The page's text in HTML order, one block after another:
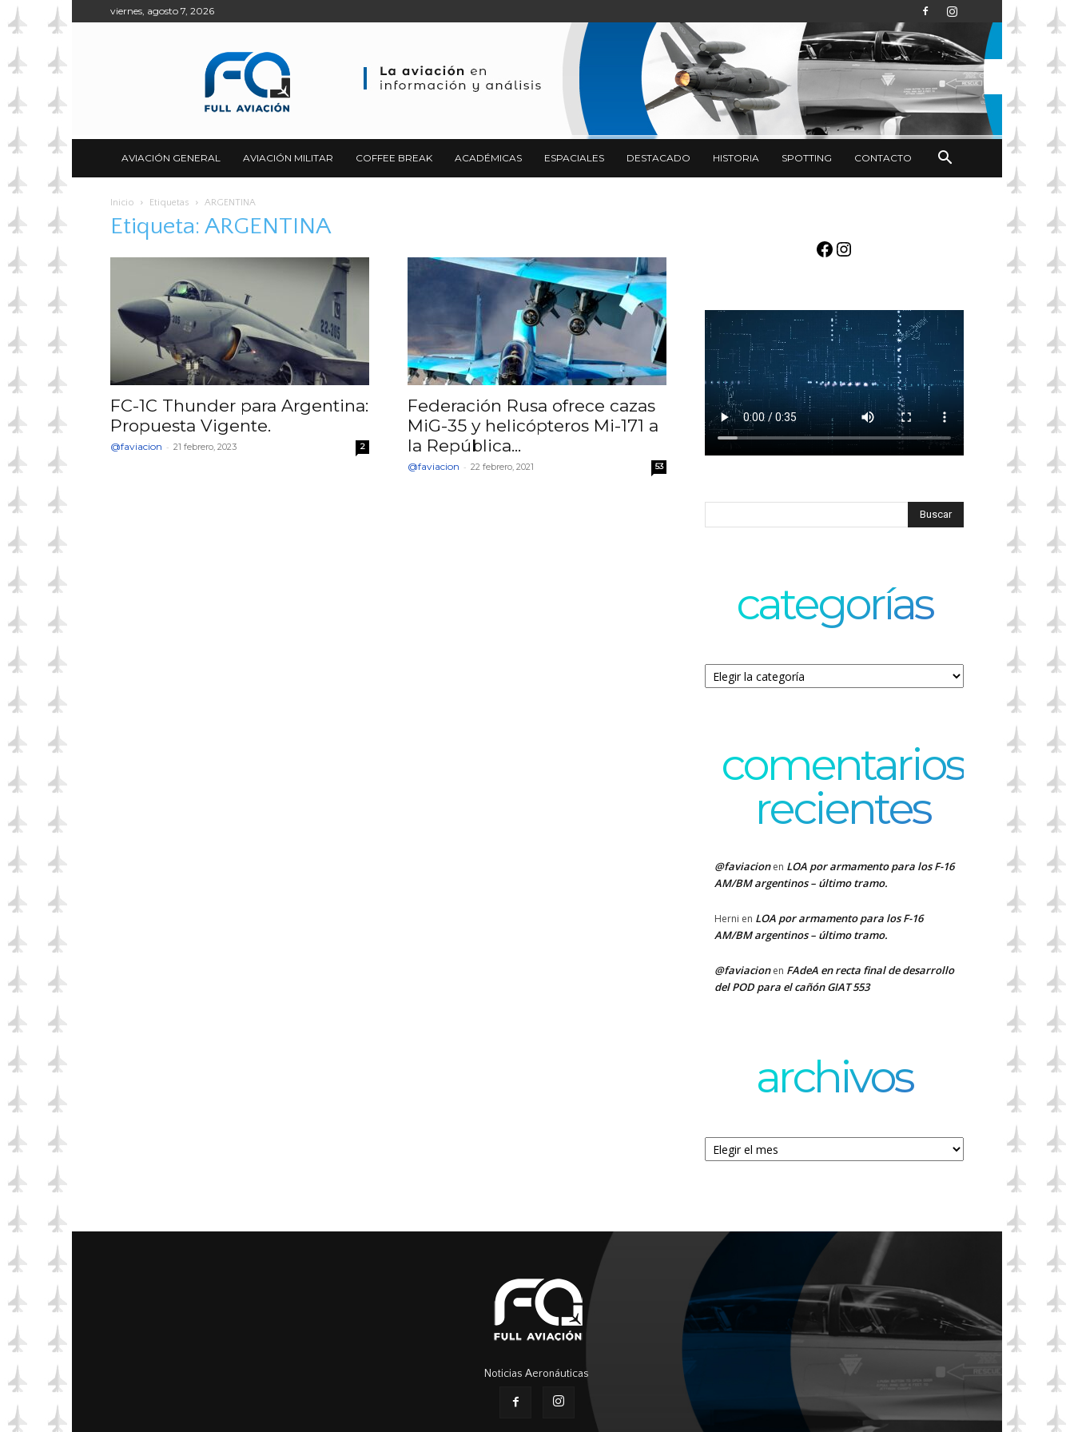
viernes, agosto 7, 2026
AVIACIÓN GENERAL AVIACIÓN MILITAR COFFEE BREAK ACADÉMICAS ESPACIALES DESTACADO HISTORIA SPOTTING CONTACTO
Inicio Etiquetas ARGENTINA
Etiqueta: ARGENTINA
FC-1C Thunder para Argentina:
Propuesta Vigente.
@faviacion - 21 febrero, 2023 2
Federación Rusa ofrece cazas
MiG-35 y helicópteros Mi-171 a
la República...
@faviacion - 22 febrero, 2021 53
Facebook
Instagram
categorías
Categorías
comentarios
recientes
@faviacionen LOA por armamento para los F-16
AM/BM argentinos – último tramo.
Herni en LOA por armamento para los F-16
AM/BM argentinos – último tramo.
@faviacionen FAdeA en recta final de desarrollo
del POD para el cañón GIAT 553
archivos
Archivos
Noticias Aeronáuticas